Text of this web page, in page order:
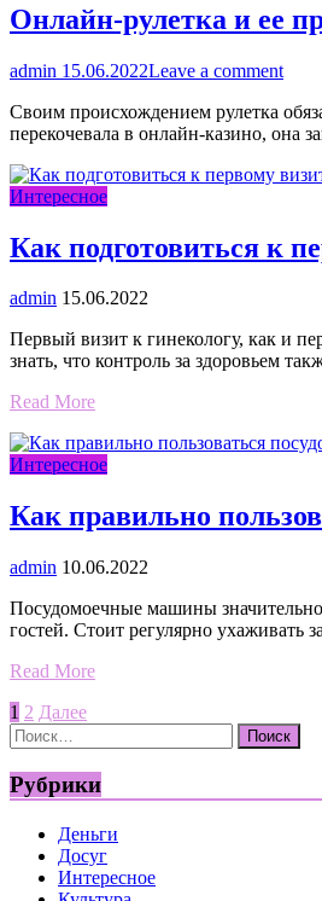
Онлайн-рулетка и ее
admin 15.06.2022Leave a comment
Своим происхождением рулетка
перекочевала в онлайн-казино, она
Интересное
Как подготовиться к
admin 15.06.2022
Первый визит к гинекологу, как и
знать, что контроль за здоровьем
Read More
Интересное
Как правильно
admin 10.06.2022
Посудомоечные машины
гостей. Стоит регулярно
Read More
Пагинация
записей
1 2 Далее
Найти:
Рубрики
Деньги
Досуг
Интересное